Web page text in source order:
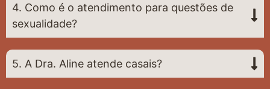
4. Como é o atendimento para questões de
sexualidade?
5. A Dra. Aline atende casais?